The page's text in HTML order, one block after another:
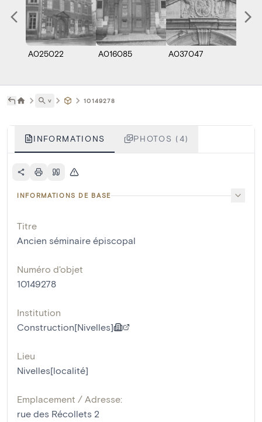
A025022 A016085 A037047
˅ 10149278
INFORMATIONS PHOTOS (4)
INFORMATIONS DE BASE
Titre
Ancien séminaire épiscopal
Numéro d'objet
10149278
Institution
Construction[Nivelles]
Lieu
Nivelles[localité]
Emplacement / Adresse:
rue des Récollets 2